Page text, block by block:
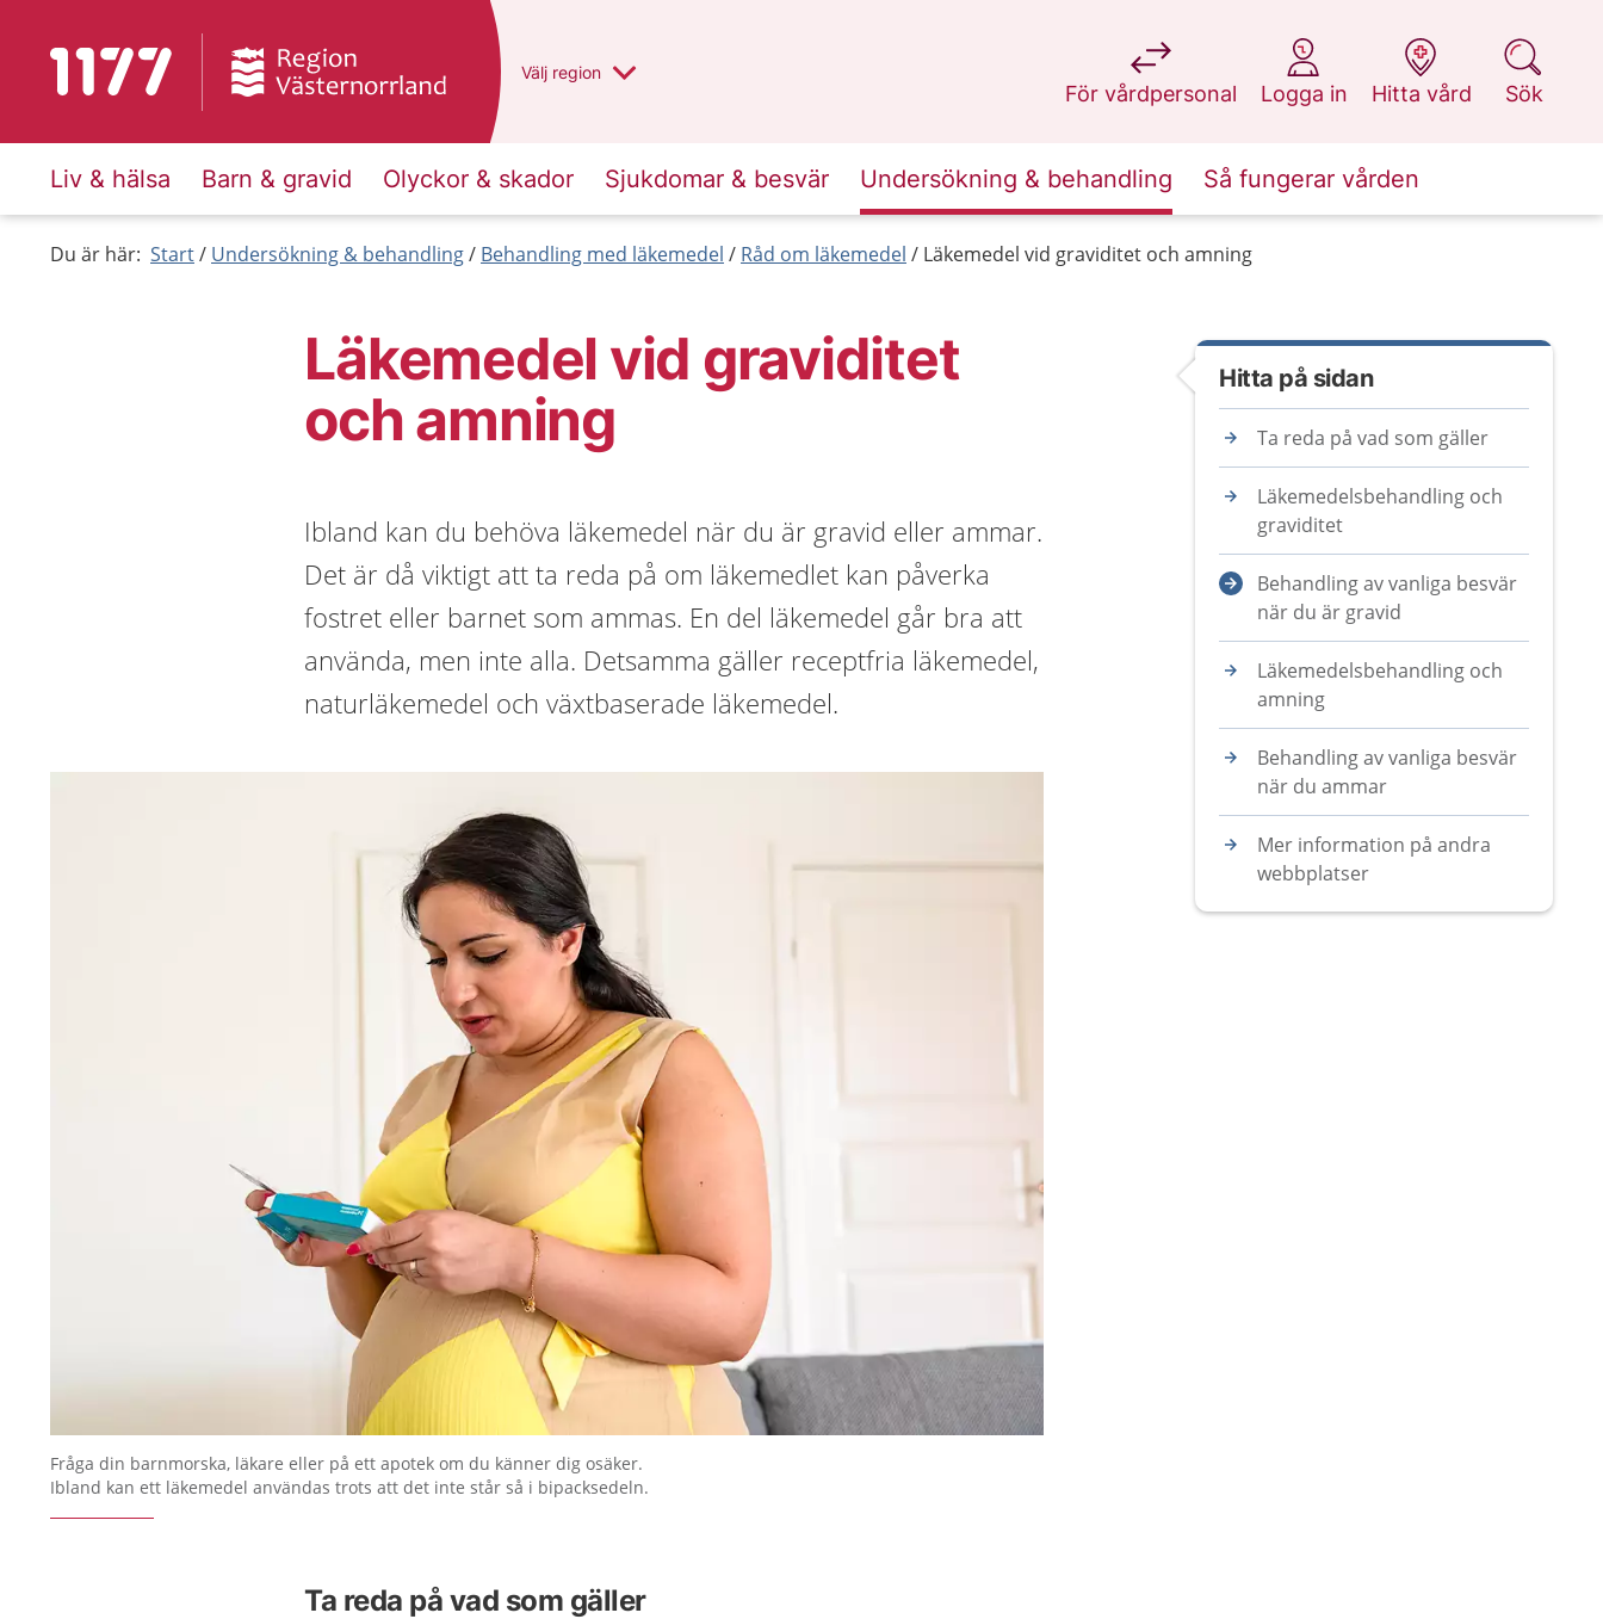
Till startsidan för 1177 Du har valt region
Välj en annan
region
För vårdpersonal
på 1177.se
Logga in
på 1177.se
Hitta vård
på 1177.se
Sök
på 1177.se
Liv & hälsa Barn & gravid Olyckor & skador Sjukdomar & besvär Undersökning & behandling Så fungerar vården
Du är här: Start Undersökning & behandling Behandling med läkemedel Råd om läkemedel Läkemedel vid graviditet och amning
Läkemedel vid graviditet
och amning
Ibland kan du behöva läkemedel när du är gravid eller ammar.
Det är då viktigt att ta reda på om läkemedlet kan påverka
fostret eller barnet som ammas. En del läkemedel går bra att
använda, men inte alla. Detsamma gäller receptfria läkemedel,
naturläkemedel och växtbaserade läkemedel.
Fråga din barnmorska, läkare eller på ett apotek om du känner dig osäker.
Ibland kan ett läkemedel användas trots att det inte står så i bipacksedeln.
Ta reda på vad som gäller
Hitta på sidan
Ta reda på vad som gäller
Läkemedelsbehandling och
graviditet
Behandling av vanliga besvär
när du är gravid
Läkemedelsbehandling och
amning
Behandling av vanliga besvär
när du ammar
Mer information på andra
webbplatser